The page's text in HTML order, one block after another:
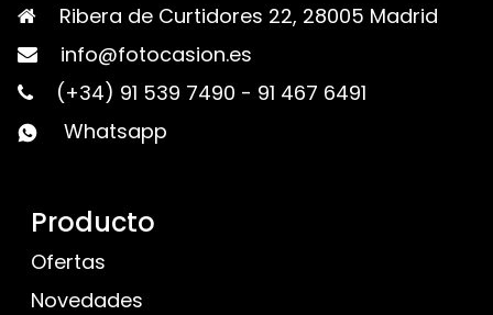
Ribera de Curtidores 22, 28005 Madrid
info@fotocasion.es
(+34) 91 539 7490 - 91 467 6491
Whatsapp
Producto
Ofertas
Novedades